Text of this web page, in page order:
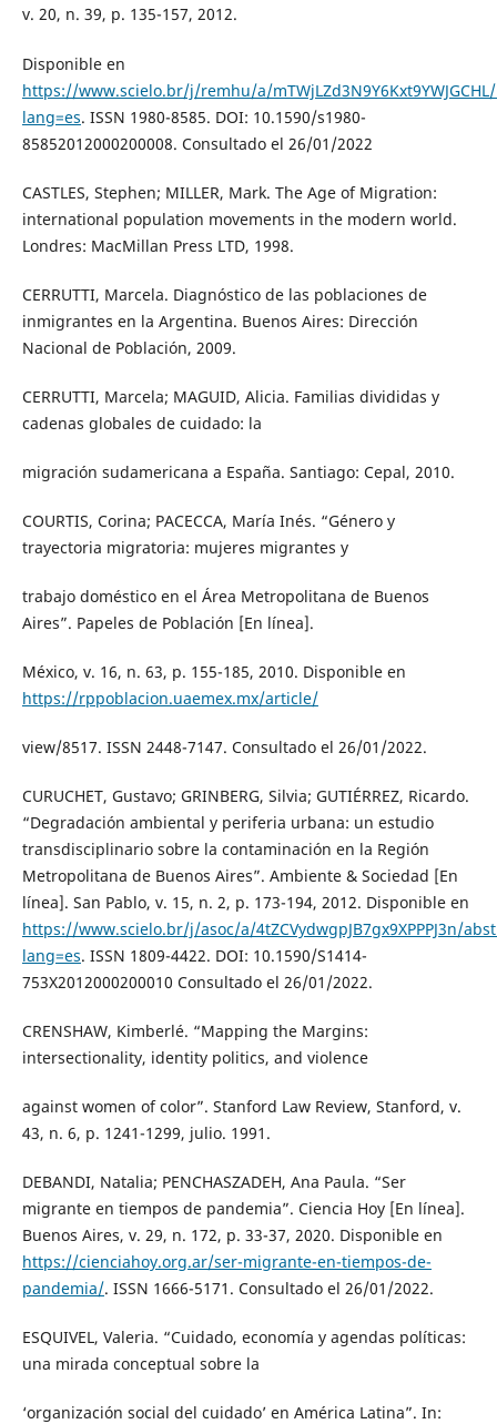
v. 20, n. 39, p. 135-157, 2012.
Disponible en
https://www.scielo.br/j/remhu/a/
lang=es. ISSN 1980-8585. DOI: 10.1590/s1980-
85852012000200008. Consultado el 26/01/2022
CASTLES, Stephen; MILLER, Mark. The Age of Migration:
international population movements in the modern world.
Londres: MacMillan Press LTD, 1998.
CERRUTTI, Marcela. Diagnóstico de las poblaciones de
inmigrantes en la Argentina. Buenos Aires: Dirección
Nacional de Población, 2009.
CERRUTTI, Marcela; MAGUID, Alicia. Familias divididas y
cadenas globales de cuidado: la
migración sudamericana a España. Santiago: Cepal, 2010.
COURTIS, Corina; PACECCA, María Inés. “Género y
trayectoria migratoria: mujeres migrantes y
trabajo doméstico en el Área Metropolitana de Buenos
Aires”. Papeles de Población [En línea].
México, v. 16, n. 63, p. 155-185, 2010. Disponible en
https://rppoblacion.uaemex.mx/article/
view/8517. ISSN 2448-7147. Consultado el 26/01/2022.
CURUCHET, Gustavo; GRINBERG, Silvia; GUTIÉRREZ, Ricardo.
“Degradación ambiental y periferia urbana: un estudio
transdisciplinario sobre la contaminación en la Región
Metropolitana de Buenos Aires”. Ambiente & Sociedad [En
línea]. San Pablo, v. 15, n. 2, p. 173-194, 2012. Disponible en
https://www.scielo.br/j/asoc/a/4tZCVydwgpJB7gx9XPPPJ3n/
lang=es. ISSN 1809-4422. DOI: 10.1590/S1414-
753X2012000200010 Consultado el 26/01/2022.
CRENSHAW, Kimberlé. “Mapping the Margins:
intersectionality, identity politics, and violence
against women of color”. Stanford Law Review, Stanford, v.
43, n. 6, p. 1241-1299, julio. 1991.
DEBANDI, Natalia; PENCHASZADEH, Ana Paula. “Ser
migrante en tiempos de pandemia”. Ciencia Hoy [En línea].
Buenos Aires, v. 29, n. 172, p. 33-37, 2020. Disponible en
https://cienciahoy.org.ar/ser-migrante-en-tiempos-de-
pandemia/. ISSN 1666-5171. Consultado el 26/01/2022.
ESQUIVEL, Valeria. “Cuidado, economía y agendas políticas:
una mirada conceptual sobre la
‘organización social del cuidado’ en América Latina”. In: